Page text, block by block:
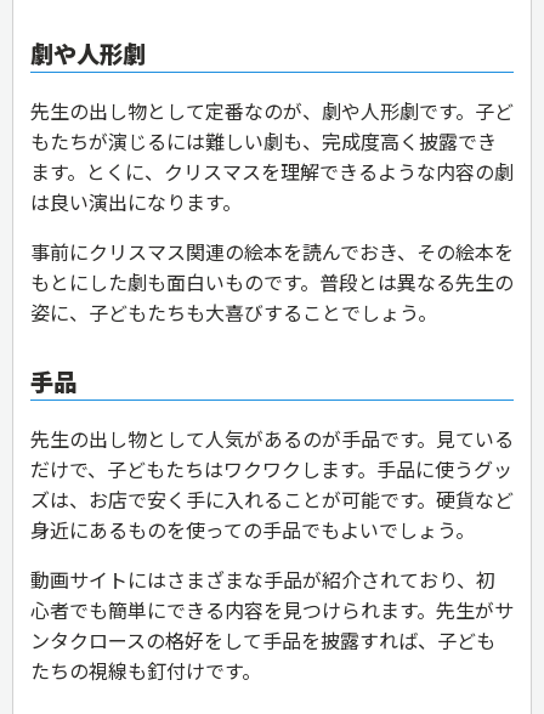
劇や人形劇
先生の出し物として定番なのが、劇や人形劇です。子ど
もたちが演じるには難しい劇も、完成度高く披露でき
ます。とくに、クリスマスを理解できるような内容の劇
は良い演出になります。
事前にクリスマス関連の絵本を読んでおき、その絵本を
もとにした劇も面白いものです。普段とは異なる先生の
姿に、子どもたちも大喜びすることでしょう。
手品
先生の出し物として人気があるのが手品です。見ている
だけで、子どもたちはワクワクします。手品に使うグッ
ズは、お店で安く手に入れることが可能です。硬貨など
身近にあるものを使っての手品でもよいでしょう。
動画サイトにはさまざまな手品が紹介されており、初
心者でも簡単にできる内容を見つけられます。先生がサ
ンタクロースの格好をして手品を披露すれば、子ども
たちの視線も釘付けです。